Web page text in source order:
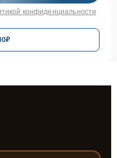
конфиденциальности